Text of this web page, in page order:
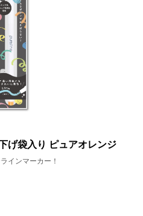
げ袋入り ピュアオレンジ
インマーカー！